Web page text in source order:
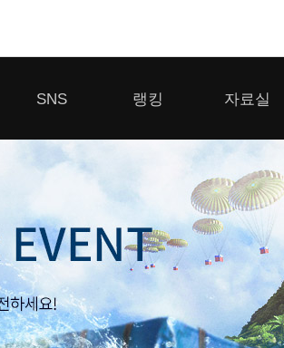
우마무스메 프리티 더비
가디언 테일즈
프린세스 커넥트 Re:Dive
프렌즈팝콘
SNS
톡채널
랭킹
클랜 생존 리더보드
내 전적 히스토리
자료실
다운로드